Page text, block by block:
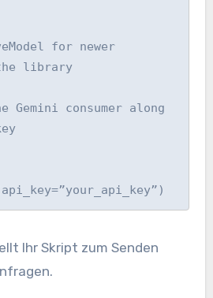
for newer
library
consumer along
Ihr Skript zum Senden